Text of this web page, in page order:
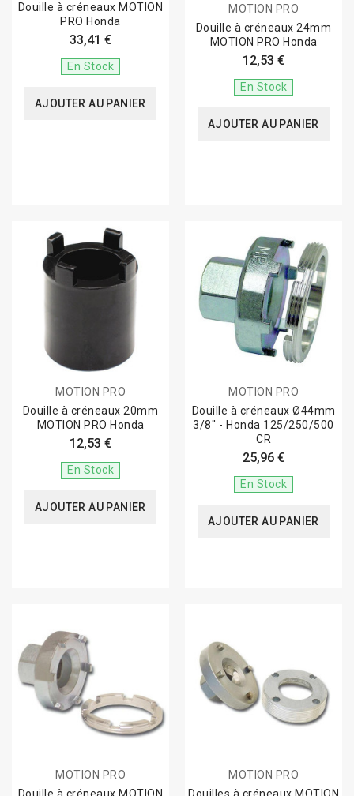
Douille à créneaux MOTION
PRO Honda
33,41 €
En Stock
AJOUTER AU PANIER
MOTION PRO
Douille à créneaux 24mm
MOTION PRO Honda
12,53 €
En Stock
AJOUTER AU PANIER
MOTION PRO
Douille à créneaux 20mm
MOTION PRO Honda
12,53 €
En Stock
AJOUTER AU PANIER
MOTION PRO
Douille à créneaux Ø44mm
3/8'' - Honda 125/250/500
CR
25,96 €
En Stock
AJOUTER AU PANIER
MOTION PRO
MOTION PRO